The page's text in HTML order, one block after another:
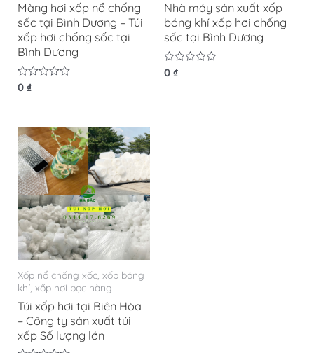
Màng hơi xốp nổ chống
sốc tại Bình Dương – Túi
xốp hơi chống sốc tại
Bình Dương
Được
sao
0₫
Nhà máy sản xuất xốp
bóng khí xốp hơi chống
sốc tại Bình Dương
Được
0 ₫
Xốp nổ chống xốc, xốp bóng
khí, xốp hơi bọc hàng
Túi xốp hơi tại Biên Hòa
– Công ty sản xuất túi
xốp Số lượng lớn